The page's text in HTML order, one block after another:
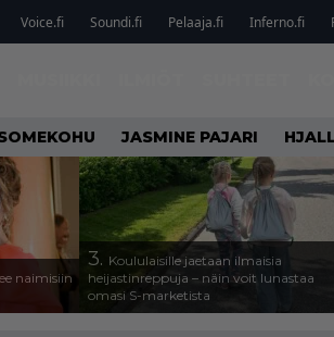
Voice.fi Soundi.fi Pelaaja.fi Inferno.fi
JASMINE PAJARI
naimisiin
3. Koululaisille jaetaan ilmaisia
heijastinreppuja – näin voit lunastaa
omasi S-marketista